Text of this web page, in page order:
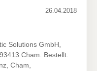
26.04.2018
Solutions GmbH,
Cham. Bestellt:
Cham,